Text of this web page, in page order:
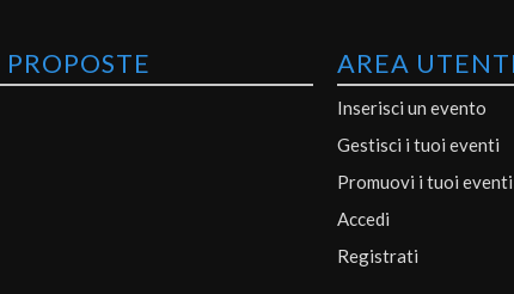
AREA UTENTI
Inserisci un evento
Gestisci i tuoi eventi
Promuovi i tuoi eventi
Accedi
Registrati